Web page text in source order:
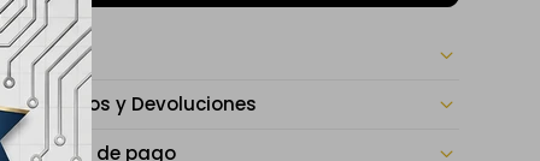
Envíos
Cambios y Devoluciones
Medios de pago